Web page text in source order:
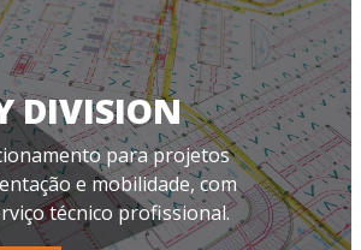
DIVISION
para projetos
e mobilidade, com
técnico profissional.